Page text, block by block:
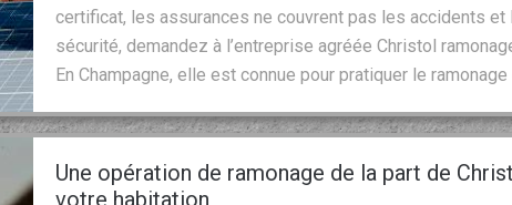
certificat, les assurances ne couvrent pas les accidents
sécurité, demandez à l’entreprise agréée Christol
En Champagne, elle est connue pour pratiquer le
Une opération de ramonage de la part de
votre habitation